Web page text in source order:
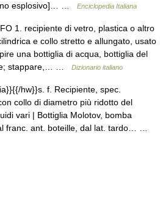
esplosivo]… …
Enciclopedia Italiana
1. recipiente di vetro, plastica o altro
e collo stretto e allungato, usato
una bottiglia di acqua, bottiglia del
stappare,… …
Dizionario italiano
hw}}s. f. Recipiente, spec.
collo di diametro più ridotto del
vari | Bottiglia Molotov, bomba
franc. ant. boteille, dal lat. tardo… …